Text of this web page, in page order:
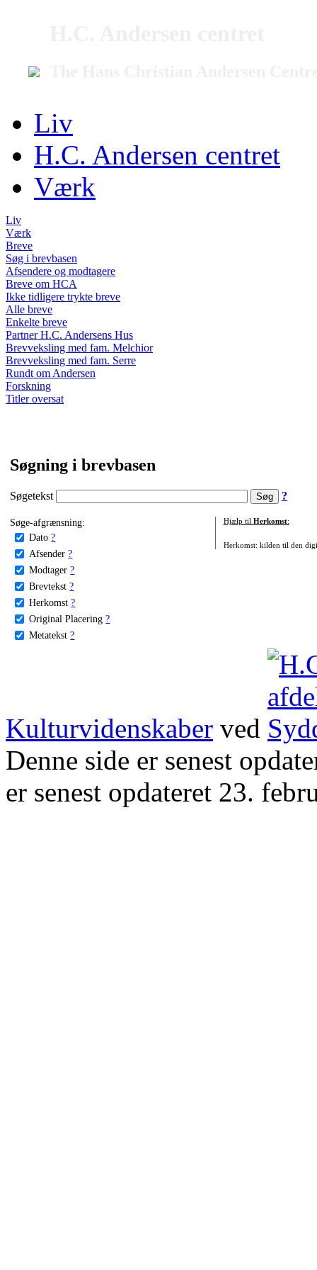
Liv
H.C. Andersen centret
Værk
Liv
Værk
Breve
Søg i brevbasen
Afsendere og modtagere
Breve om HCA
Ikke tidligere trykte breve
Alle breve
Enkelte breve
Partner H.C. Andersens Hus
Brevveksling med fam. Melchior
Brevveksling med fam. Serre
Rundt om Andersen
Forskning
Titler oversat
Søgning i brevbasen
Søgetekst ?
Søge-afgrænsning:
Dato ?
Afsender ?
Modtager ?
Brevtekst ?
Herkomst ?
Original Placering ?
Metatekst ?
Hjælp til Herkomst:
Herkomst: kilden til den
Kulturvidenskaber ved
Denne side er senest
er senest opdateret 23.